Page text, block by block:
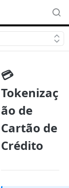
💳
Tokenizaç
ão de
Cartão de
Crédito